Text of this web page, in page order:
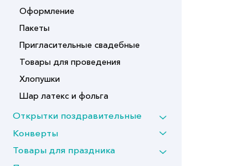
Оформление
Пакеты
Пригласительные свадебные
Товары для проведения
Хлопушки
Шар латекс и фольга
Открытки поздравительные
Конверты
Товары для праздника